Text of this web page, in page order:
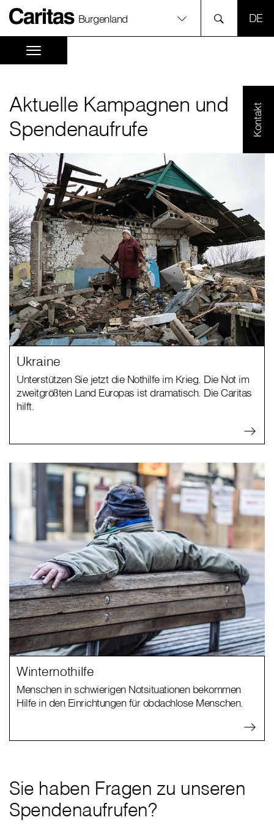
Burgenland
Kontakt
Aktuelle Kampagnen und
Spendenaufrufe
Ukraine
Unterstützen Sie jetzt die Nothilfe im Krieg. Die Not im
zweitgrößten Land Europas ist dramatisch. Die Caritas
hilft.
Winternothilfe
Menschen in schwierigen Notsituationen bekommen
Hilfe in den Einrichtungen für obdachlose Menschen.
Sie haben Fragen zu unseren
Spendenaufrufen?